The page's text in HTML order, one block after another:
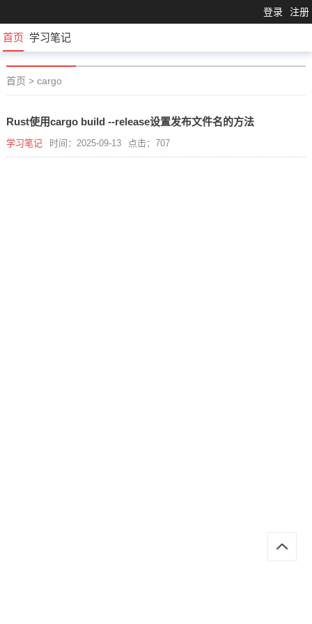
登录 注册
首页 学习笔记
首页 > cargo
Rust使用cargo build --release设置发布文件名的方法
学习笔记 时间：2025-09-13 点击：707